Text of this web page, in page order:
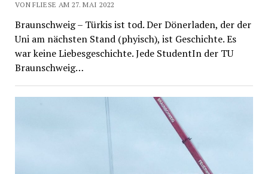
VON FLIESE AM 27. MAI 2022
Braunschweig – Türkis ist tod. Der Dönerladen, der der
Uni am nächsten Stand (phyisch), ist Geschichte. Es
war keine Liebesgeschichte. Jede StudentIn der TU
Braunschweig…